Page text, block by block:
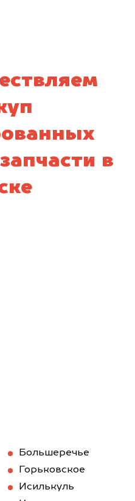
в
Большеречье
Горьковское
Исилькуль